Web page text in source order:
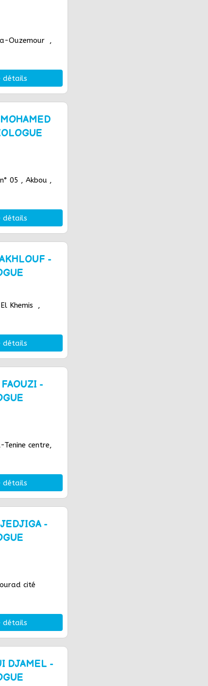
Ouzemour ,
détails
05 , Akbou ,
détails
-
Khemis ,
détails
-
Tenine centre,
détails
-
cité
détails
DJAMEL -